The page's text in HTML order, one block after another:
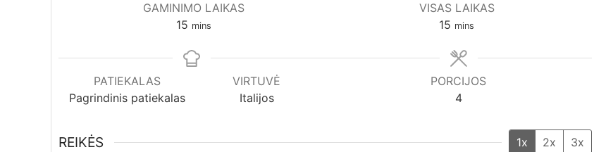
GAMINIMO LAIKAS
15minutes
mins
VISAS LAIKAS
15 minutes
mins
PATIEKALAS
Pagrindinis patiekalas
VIRTUVĖ
Italijos
PORCIJOS
4
REIKĖS 1x 2x
3x